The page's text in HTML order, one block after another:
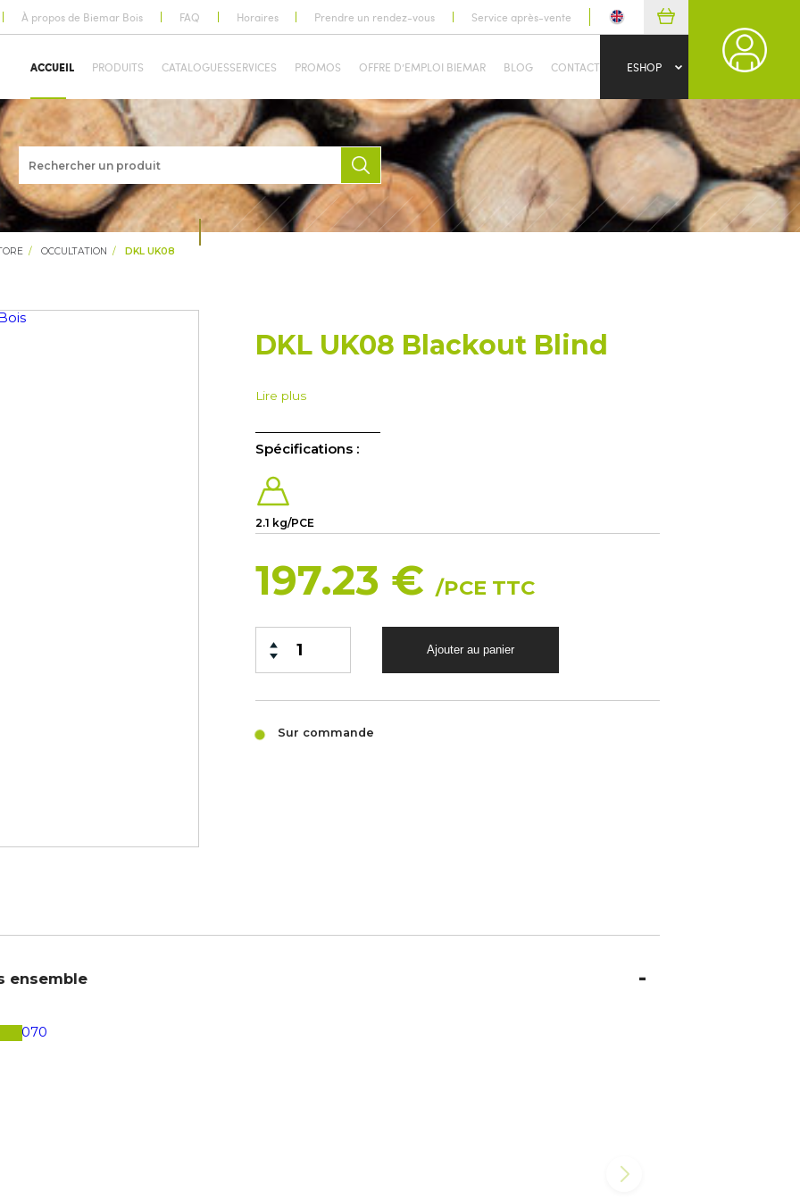
À propos de Biemar Bois FAQ Horaires Prendre un rendez-vous Service après-vente
ACCUEIL PRODUITS CATALOGUESSERVICES PROMOS OFFRE D’EMPLOI BIEMAR BLOG CONTACT ESHOP
OCCULTATION
DKL UK08
DKL UK08 Blackout Blind
Lire plus
Spécifications :
2.1 kg/PCE
197.23 € /PCE TTC
Sur commande
ensemble